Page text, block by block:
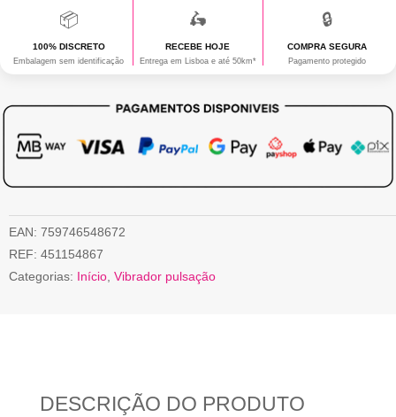
📦
100% DISCRETO
Embalagem sem identificação
🛵
RECEBE HOJE
Entrega em Lisboa e até 50km*
🔒
COMPRA SEGURA
Pagamento protegido
EAN: 759746548672
REF: 451154867
Categorias: Início Vibrador pulsação
DESCRIÇÃO DO PRODUTO